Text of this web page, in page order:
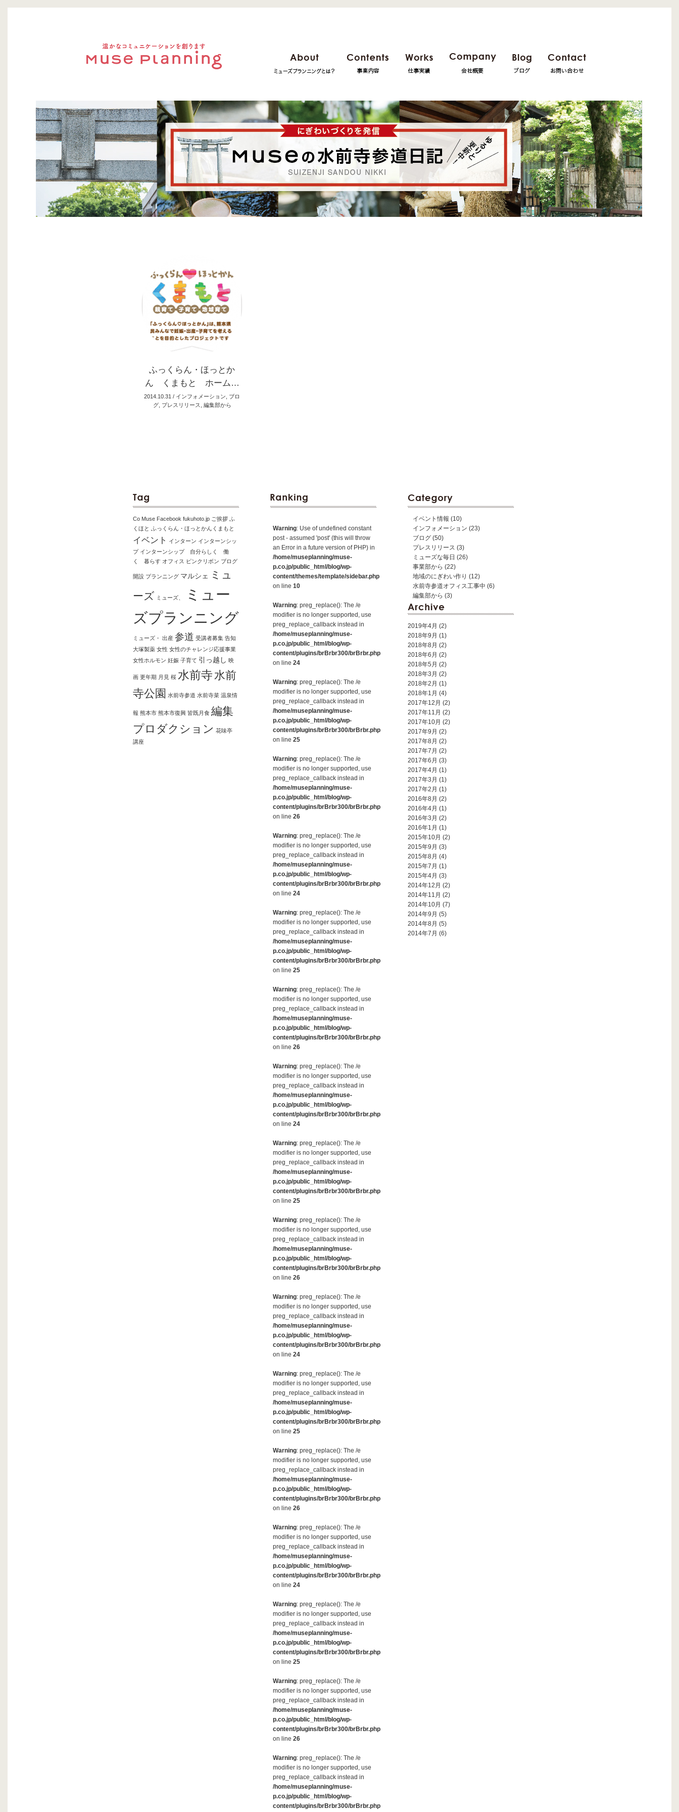
ふっくらん・ほっとか
ん くまもと ホーム…
2014.10.31 / インフォメーション
ブロ
グ, プレスリリース 編集部から
Co Muse Facebook fukuhoto.jp ご挨拶 ふ
くほと ふっくらん・ほっとかんくまもと
イベント インターン インターンシッ
プ インターンシップ 自分らしく 働
く 暮らす オフィス ピンクリボン ブログ
開設 プランニング マルシェ
ミュ
ーズ ミューズ、
ミュー
ズプランニング
ミューズ・ 出産 参道 受講者募集 告知
大塚製薬 女性 女性のチャレンジ応援事業
女性ホルモン 妊娠 子育て 引っ越し 映
画 更年期 月見 桜 水前寺 水前
寺公園 水前寺参道 水前寺菜 温泉情
報 熊本市 熊本市復興 皆既月食 編集
プロダクション 花味亭
講座
Warning: Use of undefined constant
post - assumed 'post' (this will throw
an Error in a future version of PHP) in
/home/museplanning/muse-
p.co.jp/public_html/blog/wp-
content/themes/template/sidebar.php
on line 10
Warning: preg_replace(): The /e
modifier is no longer supported, use
preg_replace_callback instead in
/home/museplanning/muse-
p.co.jp/public_html/blog/wp-
content/plugins/brBrbr300/brBrbr.php
on line 24
Warning: preg_replace(): The /e
modifier is no longer supported, use
preg_replace_callback instead in
/home/museplanning/muse-
p.co.jp/public_html/blog/wp-
content/plugins/brBrbr300/brBrbr.php
on line 25
Warning: preg_replace(): The /e
modifier is no longer supported, use
preg_replace_callback instead in
/home/museplanning/muse-
p.co.jp/public_html/blog/wp-
content/plugins/brBrbr300/brBrbr.php
on line 26
Warning: preg_replace(): The /e
modifier is no longer supported, use
preg_replace_callback instead in
/home/museplanning/muse-
p.co.jp/public_html/blog/wp-
content/plugins/brBrbr300/brBrbr.php
on line 24
Warning: preg_replace(): The /e
modifier is no longer supported, use
preg_replace_callback instead in
/home/museplanning/muse-
p.co.jp/public_html/blog/wp-
content/plugins/brBrbr300/brBrbr.php
on line 25
Warning: preg_replace(): The /e
modifier is no longer supported, use
preg_replace_callback instead in
/home/museplanning/muse-
p.co.jp/public_html/blog/wp-
content/plugins/brBrbr300/brBrbr.php
on line 26
Warning: preg_replace(): The /e
modifier is no longer supported, use
preg_replace_callback instead in
/home/museplanning/muse-
p.co.jp/public_html/blog/wp-
content/plugins/brBrbr300/brBrbr.php
on line 24
Warning: preg_replace(): The /e
modifier is no longer supported, use
preg_replace_callback instead in
/home/museplanning/muse-
p.co.jp/public_html/blog/wp-
content/plugins/brBrbr300/brBrbr.php
on line 25
Warning: preg_replace(): The /e
modifier is no longer supported, use
preg_replace_callback instead in
/home/museplanning/muse-
p.co.jp/public_html/blog/wp-
content/plugins/brBrbr300/brBrbr.php
on line 26
Warning: preg_replace(): The /e
modifier is no longer supported, use
preg_replace_callback instead in
/home/museplanning/muse-
p.co.jp/public_html/blog/wp-
content/plugins/brBrbr300/brBrbr.php
on line 24
Warning: preg_replace(): The /e
modifier is no longer supported, use
preg_replace_callback instead in
/home/museplanning/muse-
p.co.jp/public_html/blog/wp-
content/plugins/brBrbr300/brBrbr.php
on line 25
Warning: preg_replace(): The /e
modifier is no longer supported, use
preg_replace_callback instead in
/home/museplanning/muse-
p.co.jp/public_html/blog/wp-
content/plugins/brBrbr300/brBrbr.php
on line 26
Warning: preg_replace(): The /e
modifier is no longer supported, use
preg_replace_callback instead in
/home/museplanning/muse-
p.co.jp/public_html/blog/wp-
content/plugins/brBrbr300/brBrbr.php
on line 24
Warning: preg_replace(): The /e
modifier is no longer supported, use
preg_replace_callback instead in
/home/museplanning/muse-
p.co.jp/public_html/blog/wp-
content/plugins/brBrbr300/brBrbr.php
on line 25
Warning: preg_replace(): The /e
modifier is no longer supported, use
preg_replace_callback instead in
/home/museplanning/muse-
p.co.jp/public_html/blog/wp-
content/plugins/brBrbr300/brBrbr.php
on line 26
Warning: preg_replace(): The /e
modifier is no longer supported, use
preg_replace_callback instead in
/home/museplanning/muse-
p.co.jp/public_html/blog/wp-
content/plugins/brBrbr300/brBrbr.php
イベント情報 (10)
インフォメーション (23)
ブログ (50)
プレスリリース (3)
ミューズな毎日 (26)
事業部から (22)
地域のにぎわい作り (12)
水前寺参道オフィス工事中 (6)
編集部から (3)
2019年4月 (2)
2018年9月 (1)
2018年8月 (2)
2018年6月 (2)
2018年5月 (2)
2018年3月 (2)
2018年2月 (1)
2018年1月 (4)
2017年12月 (2)
2017年11月 (2)
2017年10月 (2)
2017年9月 (2)
2017年8月 (2)
2017年7月 (2)
2017年6月 (3)
2017年4月 (1)
2017年3月 (1)
2017年2月 (1)
2016年8月 (2)
2016年4月 (1)
2016年3月 (2)
2016年1月 (1)
2015年10月 (2)
2015年9月 (3)
2015年8月 (4)
2015年7月 (1)
2015年4月 (3)
2014年12月 (2)
2014年11月 (2)
2014年10月 (7)
2014年9月 (5)
2014年8月 (5)
2014年7月 (6)